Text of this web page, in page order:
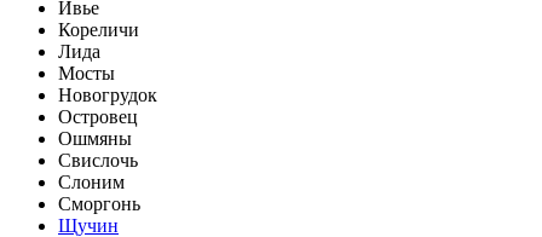
Ивье
Кореличи
Лида
Мосты
Новогрудок
Островец
Ошмяны
Свислочь
Слоним
Сморгонь
Щучин